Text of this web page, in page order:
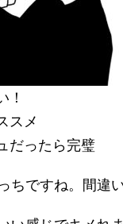
！
スメ
だったら完璧
ちですね。間違